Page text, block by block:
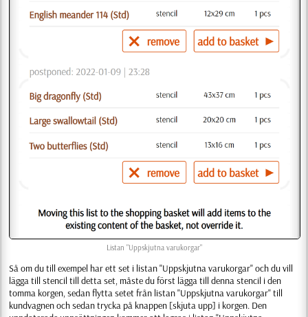
Listan "Uppskjutna varukorgar"
Så om du till exempel har ett set i listan "Uppskjutna varukorgar" och du vill
lägga till stencil till detta set, måste du först lägga till denna stencil i den
tomma korgen, sedan flytta setet från listan "Uppskjutna varukorgar" till
kundvagnen och sedan trycka på knappen [skjuta upp] i korgen. Den